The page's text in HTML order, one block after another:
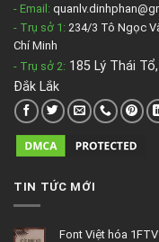
- Email:
- Trụ sở 1: 234/3 Tô Ngọc
Chí Minh
- Trụ sở 2: 185 Lý Thái
Đắk Lắk
TIN TỨC MỚI
Font Việt hóa